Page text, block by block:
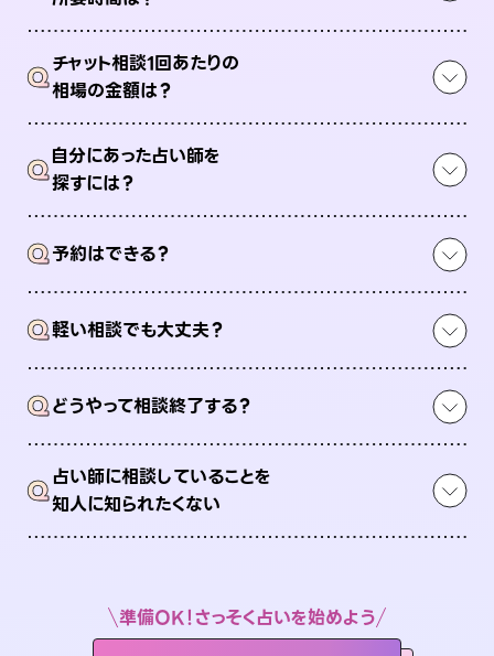
Qチャット相談1回あたりの
相場の金額は？
Q自分にあった占い師を
探すには？
Q予約はできる？
Q軽い相談でも大丈夫？
Qどうやって相談終了する？
Q占い師に相談していることを
知人に知られたくない
準備OK！さっそく占いを始めよう